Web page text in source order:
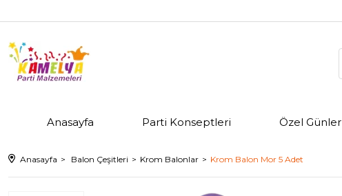
Anasayfa Parti Konseptleri Özel Günler
Anasayfa Balon Çeşitleri Krom Balonlar Krom Balon Mor 5 Adet